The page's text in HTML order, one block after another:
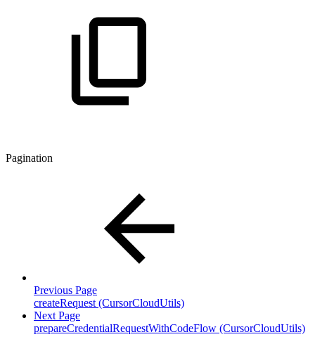
Pagination
Previous Page
createRequest (CursorCloudUtils)
Next Page
prepareCredentialRequestWithCodeFlow (CursorCloudUtils)